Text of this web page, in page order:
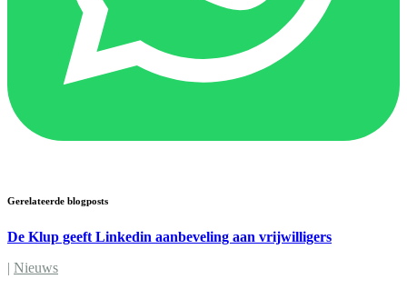
Gerelateerde blogposts
De Klup geeft Linkedin aanbeveling aan vrijwilligers
| Nieuws